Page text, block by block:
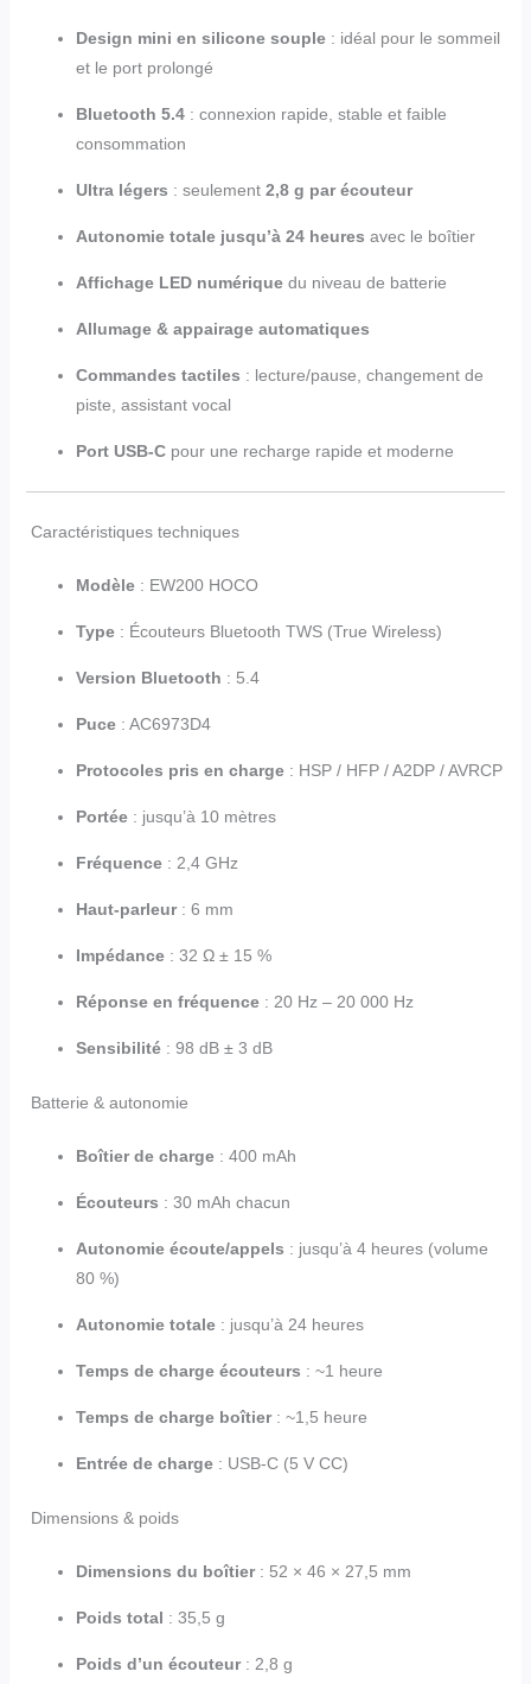
Design mini en silicone souple: idéal pour le sommeil
et le port prolongé
Bluetooth 5.4: connexion rapide, stable et faible
consommation
Ultra légers : seulement 2,8 g par écouteur
Autonomie totale jusqu’à 24 heures avec le boîtier
Affichage LED numériquedu niveau de batterie
Allumage & appairage automatiques
Commandes tactiles : lecture/pause, changement de
piste, assistant vocal
Port USB-Cpour une recharge rapide et moderne
Caractéristiques techniques
Modèle: EW200 HOCO
Type: Écouteurs Bluetooth TWS (True Wireless)
Version Bluetooth : 5.4
Puce: AC6973D4
Protocoles pris en charge: HSP / HFP / A2DP / AVRCP
Portée: jusqu’à 10 mètres
Fréquence: 2,4 GHz
Haut-parleur: 6 mm
Impédance: 32 Ω ± 15 %
Réponse en fréquence: 20 Hz – 20 000 Hz
Sensibilité: 98 dB ± 3 dB
Batterie & autonomie
Boîtier de charge: 400 mAh
Écouteurs : 30 mAh chacun
Autonomie écoute/appels : jusqu’à 4 heures (volume
80 %)
Autonomie totale: jusqu’à 24 heures
Temps de charge écouteurs : ~1 heure
Temps de charge boîtier: ~1,5 heure
Entrée de charge: USB-C (5 V CC)
Dimensions & poids
Dimensions du boîtier: 52 × 46 × 27,5 mm
Poids total : 35,5 g
Poids d’un écouteur: 2,8 g